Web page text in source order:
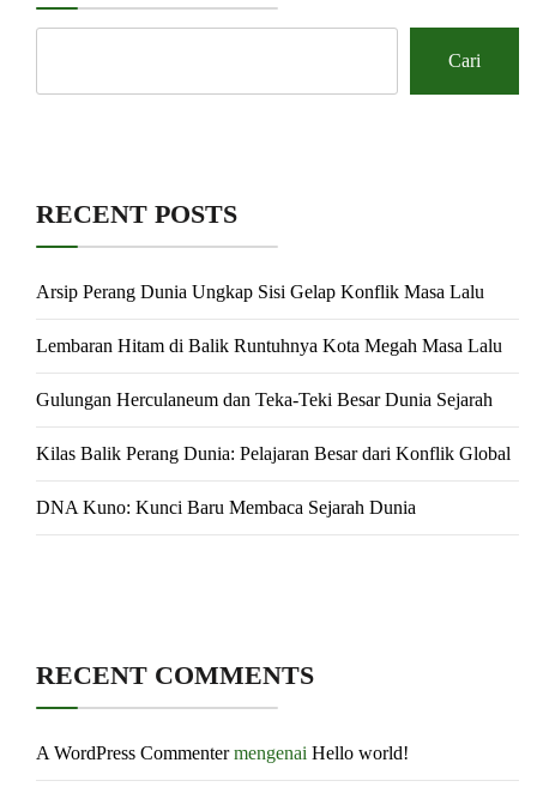
Cari
RECENT POSTS
Arsip Perang Dunia Ungkap Sisi Gelap Konflik Masa Lalu
Lembaran Hitam di Balik Runtuhnya Kota Megah Masa Lalu
Gulungan Herculaneum dan Teka-Teki Besar Dunia Sejarah
Kilas Balik Perang Dunia: Pelajaran Besar dari Konflik Global
DNA Kuno: Kunci Baru Membaca Sejarah Dunia
RECENT COMMENTS
A WordPress Commentermengenai Hello world!